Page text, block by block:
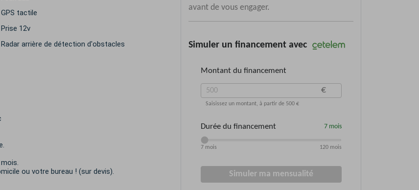
GPS tactile
Prise 12v
Radar arrière de détection d'obstacles
ou votre bureau ! (sur devis).